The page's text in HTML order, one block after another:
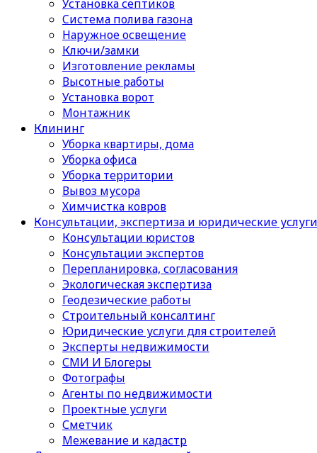
Установка септиков
Cистема полива газона
Наружное освещение
Ключи/замки
Изготовление рекламы
Высотные работы
Установка ворот
Монтажник
Клининг
Уборка квартиры, дома
Уборка офиса
Уборка территории
Вывоз мусора
Химчистка ковров
Консультации, экспертиза и юридические услуги
Консультации юристов
Консультации экспертов
Перепланировка, согласования
Экологическая экспертиза
Геодезические работы
Строительный консалтинг
Юридические услуги для строителей
Эксперты недвижимости
СМИ И Блогеры
Фотографы
Агенты по недвижимости
Проектные услуги
Сметчик
Межевание и кадастр